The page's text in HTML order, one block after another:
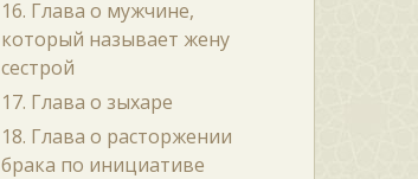
16. Глава о мужчине,
который называет жену
сестрой
17. Глава о зыхаре
18. Глава о расторжении
брака по инициативе